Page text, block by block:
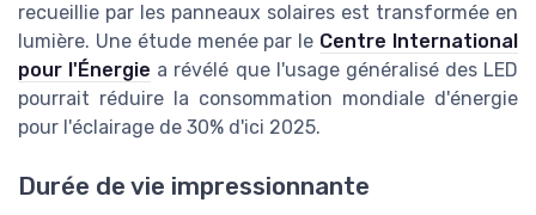
recueillie par les panneaux solaires est transformée en
lumière. Une étude menée par le Centre International
pour l'Énergie a révélé que l'usage généralisé des LED
pourrait réduire la consommation mondiale d'énergie
pour l'éclairage de 30% d'ici 2025.
Durée de vie impressionnante